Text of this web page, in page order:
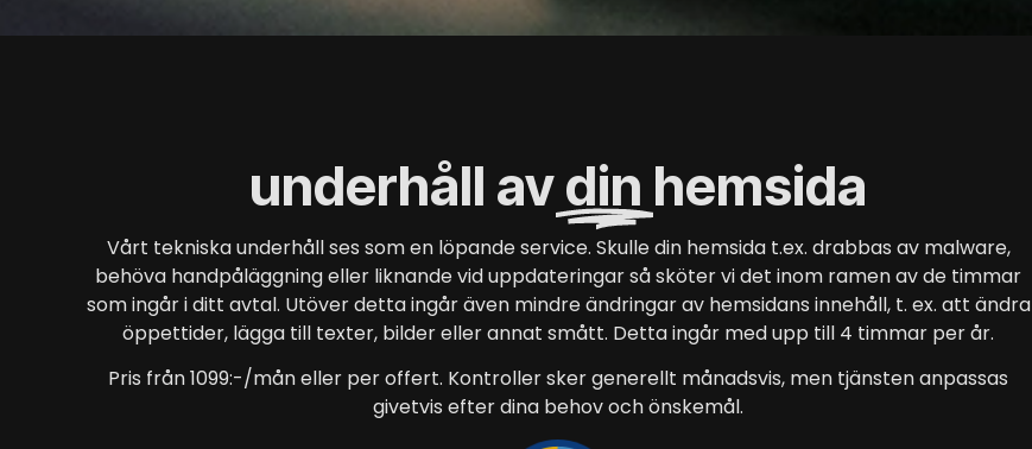
underhåll avdin hemsida
Vårt tekniska underhåll ses som en löpande service. Skulle din hemsida t.ex. drabbas av malware,
behöva handpåläggning eller liknande vid uppdateringar så sköter vi det inom ramen av de timmar
som ingår i ditt avtal. Utöver detta ingår även mindre ändringar av hemsidans innehåll, t. ex. att ändra
öppettider, lägga till texter, bilder eller annat smått. Detta ingår med upp till 4 timmar per år.
Pris från 1099:-/mån eller per offert. Kontroller sker generellt månadsvis, men tjänsten anpassas
givetvis efter dina behov och önskemål.